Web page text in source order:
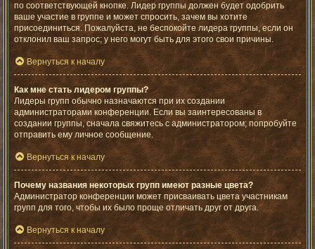
по соответствующей кнопке. Лидер группы должен будет одобрить
ваше участие в группе и может спросить, зачем вы хотите
присоединиться. Пожалуйста, не беспокойте лидера группы, если он
отклонил ваш запрос; у него могут быть для этого свои причины.
Вернуться к началу
Как мне стать лидером группы?
Лидеры групп обычно назначаются при их создании
администраторами конференции. Если вы заинтересованы в
создании группы, сначала свяжитесь с администратором; попробуйте
отправить ему личное сообщение.
Вернуться к началу
Почему названия некоторых групп имеют разные цвета?
Администратор конференции может присваивать цвета участникам
групп для того, чтобы их было проще отличать друг от друга.
Вернуться к началу